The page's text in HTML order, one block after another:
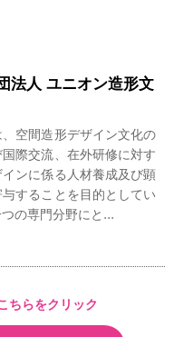
法人 ユニオン造形文
空間造形デザイン文化の
際交流、在外研修に対す
ンに係る人材養成及び顕
することを目的としてい
の専門分野にと...
ちらをクリック